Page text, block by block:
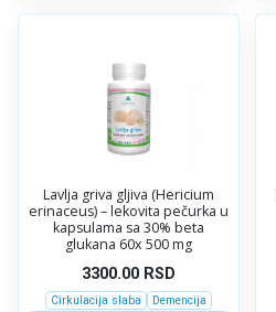
Lavlja griva gljiva (Hericium
erinaceus) – lekovita pečurka u
kapsulama sa 30% beta
glukana 60x 500 mg
3300.00RSD
Cirkulacija slaba
Demencija